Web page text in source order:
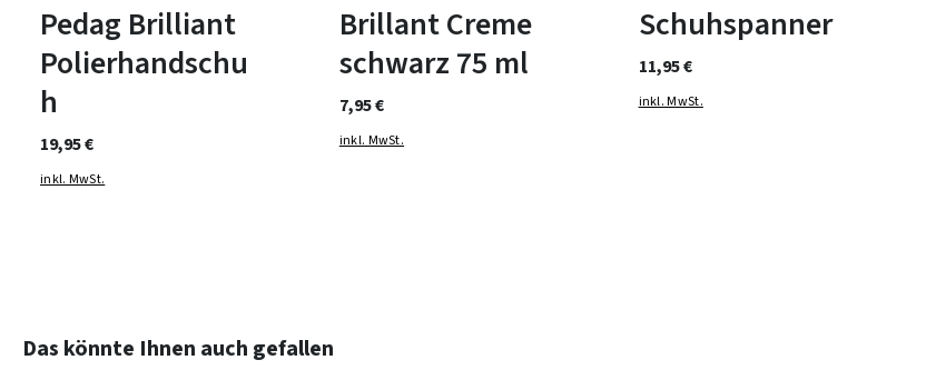
Pedag Brilliant
Polierhandschu
h
19,95 €
inkl. MwSt.
Brillant Creme
schwarz 75 ml
7,95 €
inkl. MwSt.
Schuhspanner
11,95 €
inkl. MwSt.
Produktgalerie überspringen
Das könnte Ihnen auch gefallen